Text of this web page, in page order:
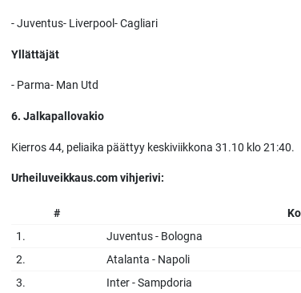
- Juventus- Liverpool- Cagliari
Yllättäjät
- Parma- Man Utd
6. Jalkapallovakio
Kierros 44, peliaika päättyy keskiviikkona 31.10 klo 21:40.
Urheiluveikkaus.com vihjerivi:
#
1.
Juventus - Bologna
2.
Atalanta - Napoli
3.
Inter - Sampdoria